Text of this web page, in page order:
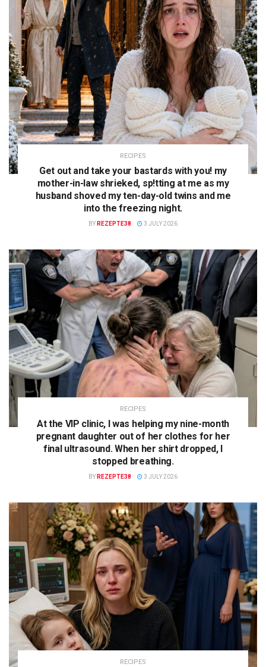
RECIPES
Get out and take your bastards with you! my
mother-in-law shrieked, sp!tting at me as my
husband shoved my ten-day-old twins and me
into the freezing night.
BY REZEPTE38 3 JULY 2026
RECIPES
At the VIP clinic, I was helping my nine-month
pregnant daughter out of her clothes for her
final ultrasound. When her shirt dropped, I
stopped breathing.
BY REZEPTE38 3 JULY 2026
RECIPES